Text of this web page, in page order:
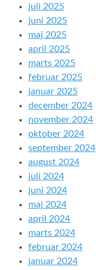
juli 2025
juni 2025
maj 2025
april 2025
marts 2025
februar 2025
januar 2025
december 2024
november 2024
oktober 2024
september 2024
august 2024
juli 2024
juni 2024
maj 2024
april 2024
marts 2024
februar 2024
januar 2024